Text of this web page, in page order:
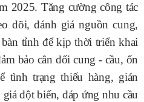
2025. Tăng cường công tác
dõi, đánh giá nguồn cung,
tỉnh để kịp thời triển khai
bảo cân đối cung - cầu, ổn
tình trạng thiếu hàng, gián
đột biến, đáp ứng nhu cầu